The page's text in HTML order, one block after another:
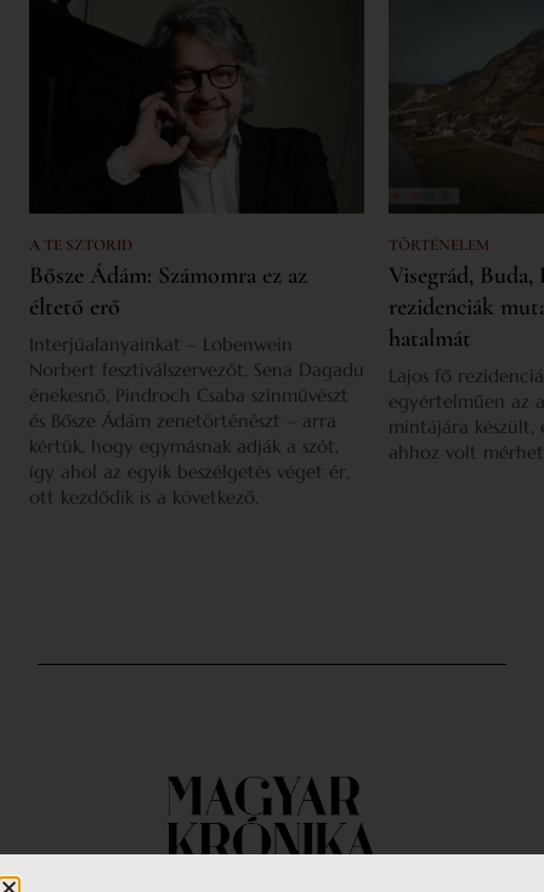
A TE SZTORID
Bősze Ádám: Számomra ez az
éltető erő
Interjúalanyainkat – Lobenwein
Norbert fesztiválszervezőt, Sena Dagadu
énekesnő, Pindroch Csaba színművészt
és Bősze Ádám zenetörténészt – arra
kértük, hogy egymásnak adják a szót,
így ahol az egyik beszélgetés véget ér,
ott kezdődik is a következő.
TÖRTÉNELEM
Visegrád,
rezidenciák
hatalmát
Lajos fő
egyértelműen az
mintájára készült,
ahhoz volt